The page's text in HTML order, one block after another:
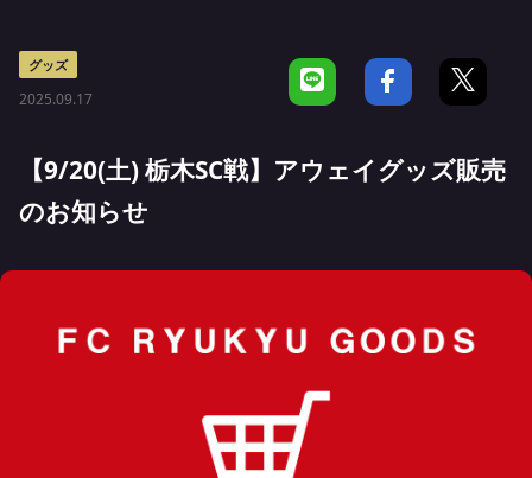
グッズ
2025.09.17
【9/20(土) 栃木SC戦】アウェイグッズ販売
のお知らせ